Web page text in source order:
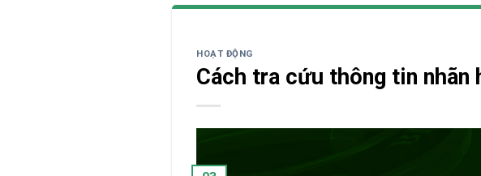
HOẠT ĐỘNG
Cách tra cứu thông tin nhãn